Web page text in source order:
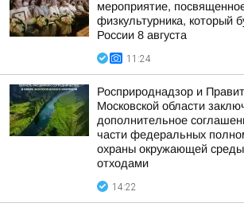
мероприятие,
физкультурника, который
России 8 августа
11:24
Росприроднадзор и
Московской области
дополнительное
части федеральных
охраны окружающей
отходами
14:22